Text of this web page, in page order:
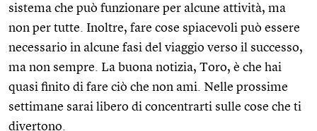
sistema che può funzionare per alcune attività, ma
non per tutte. Inoltre, fare cose spiacevoli può essere
necessario in alcune fasi del viaggio verso il successo,
ma non sempre. La buona notizia, Toro, è che hai
quasi finito di fare ciò che non ami. Nelle prossime
settimane sarai libero di concentrarti sulle cose che ti
divertono.